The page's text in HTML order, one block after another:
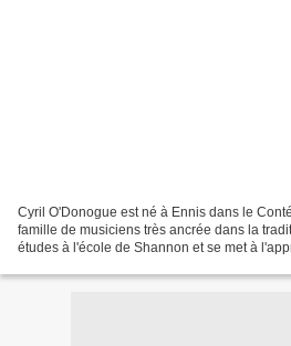
Cyril O'Donogue est né à Ennis dans le
famille de musiciens très ancrée dans la
études à l'école de Shannon et se met à